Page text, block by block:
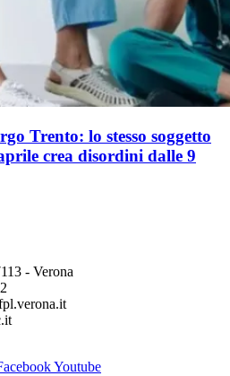
Trento: lo stesso soggetto
crea disordini dalle 9
- Verona
Youtube